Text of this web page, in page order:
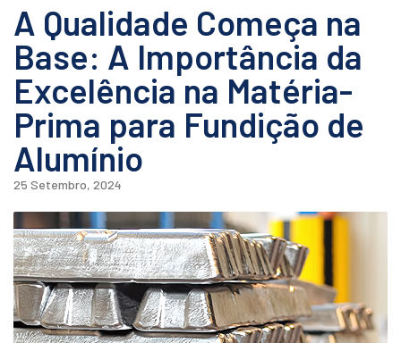
A Qualidade Começa na
Base: A Importância da
Excelência na Matéria-
Prima para Fundição de
Alumínio
25 Setembro, 2024